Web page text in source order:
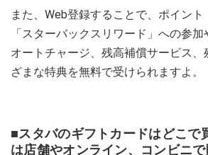
また、Web登録することで、ポイン
「スターバックスリワード」への参加
オートチャージ、残高補償サービス、
ざまな特典を無料で受けられますよ。
■スタバのギフトカードはどこで
は店舗やオンライン、コンビニで